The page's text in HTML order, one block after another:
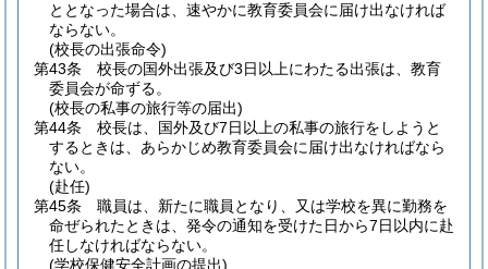
ととなった場合は、速やかに教育委員会に届け出なければ
ならない。
(校長の出張命令)
第43条
校長の国外出張及び3日以上にわたる出張は、教育
委員会が命ずる。
(校長の私事の旅行等の届出)
第44条
校長は、国外及び7日以上の私事の旅行をしようと
するときは、あらかじめ教育委員会に届け出なければなら
ない。
(赴任)
第45条
職員は、新たに職員となり、又は学校を異に勤務を
命ぜられたときは、発令の通知を受けた日から7日以内に赴
任しなければならない。
(学校保健安全計画の提出)